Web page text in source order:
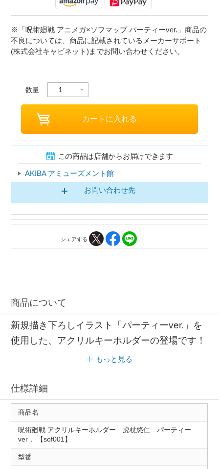
※「呪術廻戦 アニメガ×ソフマップ パーティーver.」商品の
不良については、商品に記載されているメーカーサポート
(株式会社キャビネット)までお問い合わせください。
数量
この商品は店舗からお届けできます
AKIBA アミューズメント館
お問い合わせ先
シェアする
商品について
新規描き下ろしイラスト「パーティーver.」を
使用した、アクリルキーホルダーの登場です！
もっと見る
仕様詳細
商品名
呪術廻戦 アクリルキーホルダー 虎杖悠仁 パーティー
ver． 【sof001】
型番